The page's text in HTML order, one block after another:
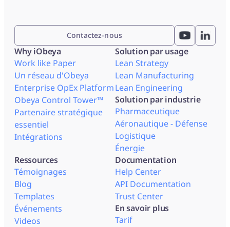
Contactez-nous
Why iObeya
Work like Paper
Un réseau d'Obeya
Enterprise OpEx Platform
Obeya Control Tower™
Partenaire stratégique
essentiel
Intégrations
Solution par usage
Lean Strategy
Lean Manufacturing
Lean Engineering
Solution par industrie
Pharmaceutique
Aéronautique - Défense
Logistique
Énergie
Ressources
Témoignages
Blog
Templates
Événements
Videos
Documentation
Help Center
API Documentation
Trust Center
En savoir plus
Tarif